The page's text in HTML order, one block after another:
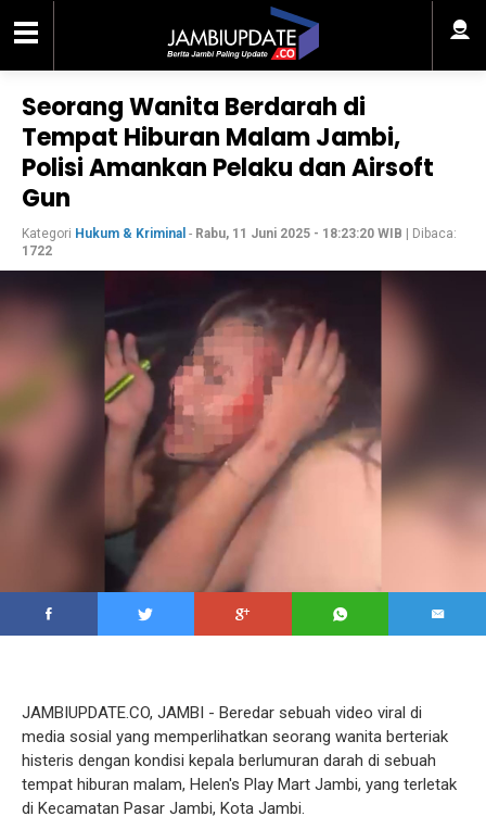
Seorang Wanita Berdarah di
Tempat Hiburan Malam Jambi,
Polisi Amankan Pelaku dan Airsoft
Gun
Kategori Hukum & Kriminal - Rabu, 11 Juni 2025 - 18:23:20 WIB | Dibaca:
1722
JAMBIUPDATE.CO, JAMBI - Beredar sebuah video viral di
media sosial yang memperlihatkan seorang wanita berteriak
histeris dengan kondisi kepala berlumuran darah di sebuah
tempat hiburan malam, Helen's Play Mart Jambi, yang terletak
di Kecamatan Pasar Jambi, Kota Jambi.